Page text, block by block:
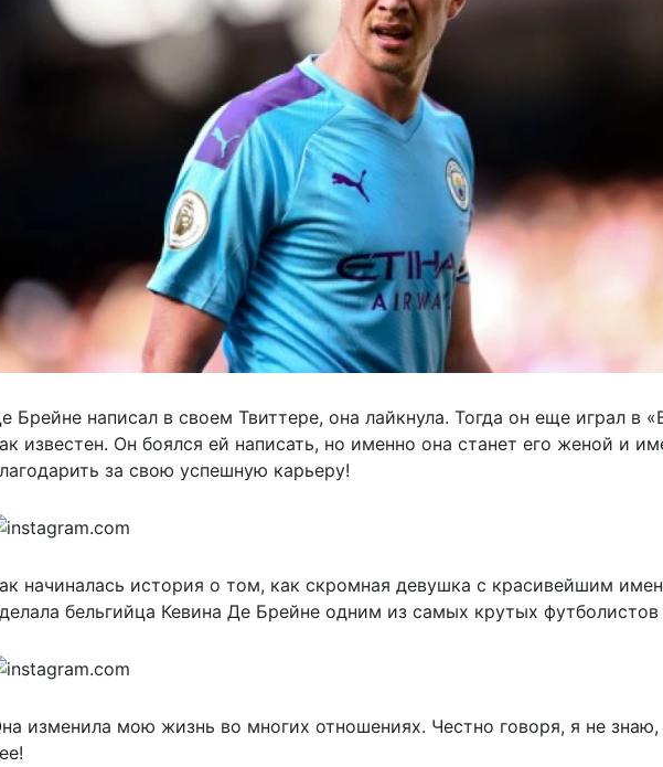
Брейне написал в своем Твиттере, она лайкнула. Тогда он еще играл в
известен. Он боялся ей написать, но именно она станет его женой и
за свою успешную карьеру!
начиналась история о том, как скромная девушка с красивейшим
бельгийца Кевина Де Брейне одним из самых крутых
изменила мою жизнь во многих отношениях. Честно говоря, я не знаю,